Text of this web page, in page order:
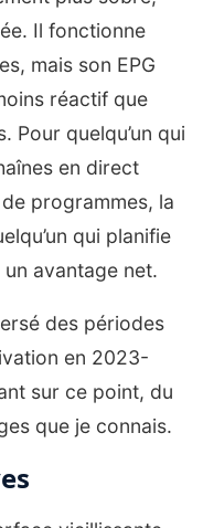
Il fonctionne
mais son EPG
réactif que
Pour quelqu’un qui
en direct
programmes, la
qui planifie
avantage net.
des périodes
en 2023-
sur ce point, du
que je connais.